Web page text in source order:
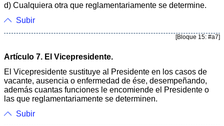
d) Cualquiera otra que reglamentariamente se determine.
Subir
[Bloque 15: #a7]
Artículo 7. El Vicepresidente.
El Vicepresidente sustituye al Presidente en los casos de
vacante, ausencia o enfermedad de ése, desempeñando,
además cuantas funciones le encomiende el Presidente o
las que reglamentariamente se determinen.
Subir